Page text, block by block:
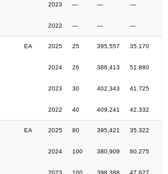
2023
2022
—
—
—
—
—
—
EA 2025
2024
2023
2022
25
26
30
40
395,557
386,413
402,343
409,241
35.170
51.880
41.725
42.332
EA 2025
2024
2023
80
100
100
395,421
380,909
398,388
35.322
60.275
47.627